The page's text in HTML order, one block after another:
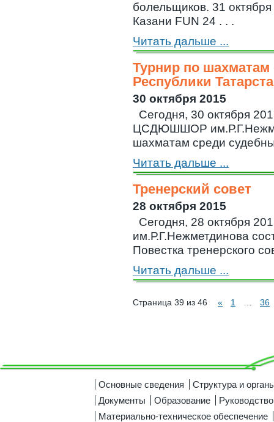
болельщиков. 31
Казани FUN 24 . . .
Читать дальше ...
Турнир по
Республики
30 октября 2015
Сегодня, 30 октября
ЦСДЮШШОР
шахматам среди
Читать дальше ...
Тренерский совет
28 октября 2015
Сегодня, 28 октября
им.Р.Г.Нежметдинова
Повестка тренерского
Читать дальше ...
Страница 39 из 46 « 1 36
Основные сведения
Структура и
Документы
Образование
Руководство
Материально-техническое обеспечение